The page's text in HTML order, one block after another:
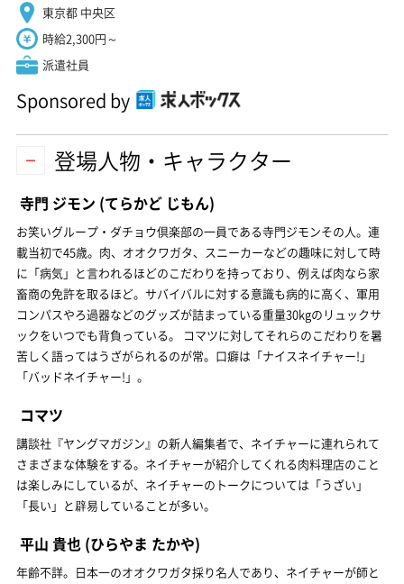
東京都 中央区
時給2,300円～
派遣社員
Sponsored by
登場人物・キャラクター
寺門 ジモン (てらかど じもん)
お笑いグループ・ダチョウ倶楽部の一員である寺門ジモンその人。連
載当初で45歳。肉、オオクワガタ、スニーカーなどの趣味に対して時
に「病気」と言われるほどのこだわりを持っており、例えば肉なら家
畜商の免許を取るほど。サバイバルに対する意識も病的に高く、軍用
コンパスやろ過器などのグッズが詰まっている重量30kgのリュックサ
ックをいつでも背負っている。 コマツに対してそれらのこだわりを暑
苦しく語ってはうざがられるのが常。口癖は「ナイスネイチャー!」
「バッドネイチャー!」。
コマツ
講談社『ヤングマガジン』の新人編集者で、ネイチャーに連れられて
さまざまな体験をする。ネイチャーが紹介してくれる肉料理店のこと
は楽しみにしているが、ネイチャーのトークについては「うざい」
「長い」と辟易していることが多い。
平山 貴也 (ひらやま たかや)
年齢不詳。日本一のオオクワガタ採り名人であり、ネイチャーが師と